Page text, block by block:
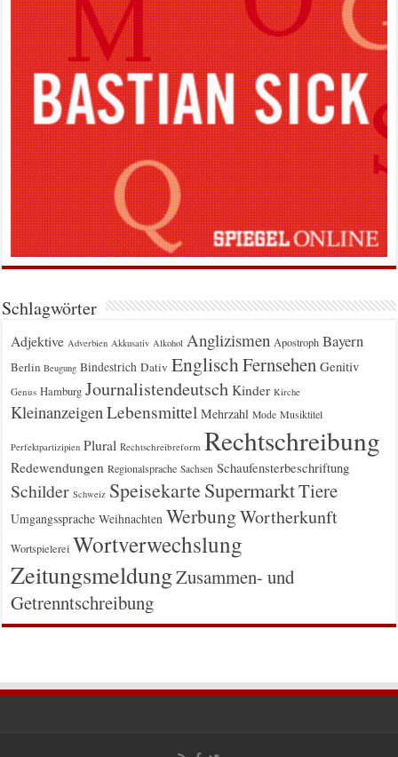
Schlagwörter
Adjektive Adverbien Akkusativ Alkohol Anglizismen Apostroph Bayern
Berlin Beugung Bindestrich Dativ EnglischFernsehen Genitiv
Genus Hamburg Journalistendeutsch Kinder Kirche
Kleinanzeigen Lebensmittel Mehrzahl Mode Musiktitel
Perfektpartizipien Plural Rechtschreibreform Rechtschreibung
Redewendungen Regionalsprache Sachsen Schaufensterbeschriftung
Schilder Schweiz Speisekarte SupermarktTiere
Umgangssprache Weihnachten WerbungWortherkunft
Wortspielerei Wortverwechslung
ZeitungsmeldungZusammen- und
Getrenntschreibung